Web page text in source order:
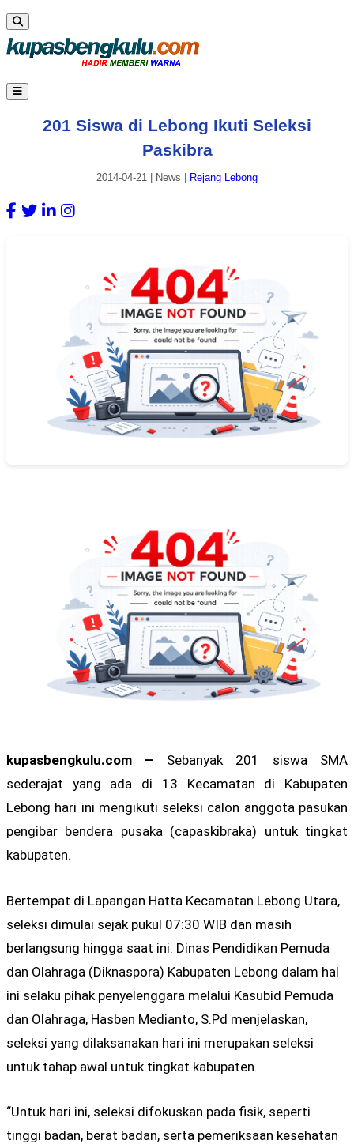
201 Siswa di Lebong Ikuti Seleksi
Paskibra
2014-04-21 News Rejang Lebong
kupasbengkulu.com – Sebanyak 201 siswa SMA
sederajat yang ada di 13 Kecamatan di Kabupaten
Lebong hari ini mengikuti seleksi calon anggota pasukan
pengibar bendera pusaka (capaskibraka) untuk tingkat
kabupaten.
Bertempat di Lapangan Hatta Kecamatan Lebong Utara,
seleksi dimulai sejak pukul 07:30 WIB dan masih
berlangsung hingga saat ini. Dinas Pendidikan Pemuda
dan Olahraga (Diknaspora) Kabupaten Lebong dalam hal
ini selaku pihak penyelenggara melalui Kasubid Pemuda
dan Olahraga, Hasben Medianto, S.Pd menjelaskan,
seleksi yang dilaksanakan hari ini merupakan seleksi
untuk tahap awal untuk tingkat kabupaten.
“Untuk hari ini, seleksi difokuskan pada fisik, seperti
tinggi badan, berat badan, serta pemeriksaan kesehatan